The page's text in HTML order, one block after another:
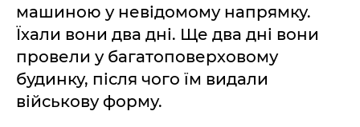
машиною у невідомому напрямку.
Їхали вони два дні. Ще два дні вони
провели у багатоповерховому
будинку, після чого їм видали
військову форму.